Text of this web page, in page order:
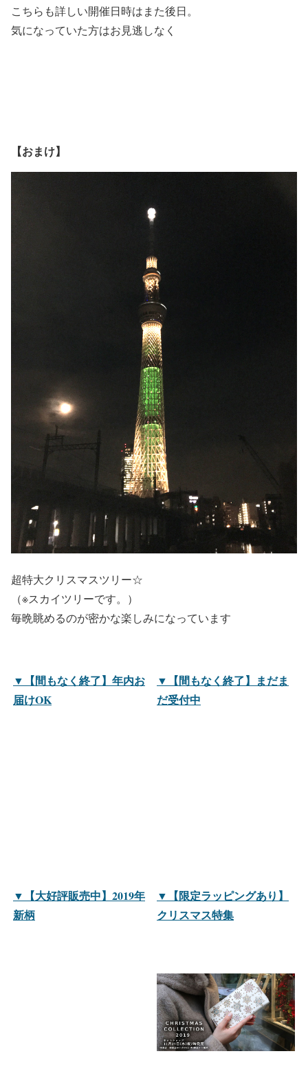
こちらも詳しい開催日時はまた後日。
気になっていた方はお見逃しなく
【おまけ】
超特大クリスマスツリー☆
（※スカイツリーです。）
毎晩眺めるのが密かな楽しみになっています
▼【間もなく終了】年内お
届けOK
▼【間もなく終了】まだま
だ受付中
▼【大好評販売中】2019年
新柄
▼【限定ラッピングあり】
クリスマス特集